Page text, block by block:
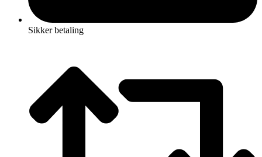
Sikker betaling